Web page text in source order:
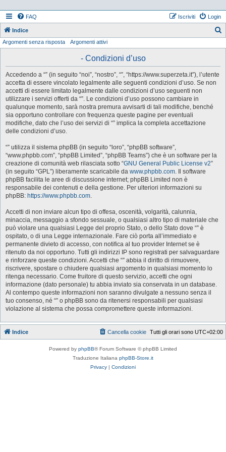
FAQ Login
Iscriviti
Indice
Argomenti senza risposta Argomenti attivi
- Condizioni d’uso
Accedendo a “” (in seguito “noi”, “nostro”, “”, “https://www.superzeta.it”), l’utente
accetta di essere vincolato legalmente alle seguenti condizioni d’uso. Se non
accetti di essere limitato legalmente dalle condizioni d’uso seguenti non
utilizzare i servizi offerti da “”. Le condizioni d’uso possono cambiare in
qualunque momento, sarà nostra premura avvisarti di tali modifiche, benché
sia opportuno controllare con frequenza queste pagine per eventuali
modifiche, dato che l’uso dei servizi di “” implica la completa accettazione
delle condizioni d’uso.
“” utilizza il sistema phpBB (in seguito “loro”, “phpBB software”,
“www.phpbb.com”, “phpBB Limited”, “phpBB Teams”) che è un software per la
creazione di comunità web rilasciata sotto “GNU General Public License v2”
(in seguito “GPL”) liberamente scaricabile da www.phpbb.com. Il software
phpBB facilita le aree di discussione internet; phpBB Limited non è
responsabile dei contenuti e della gestione. Per ulteriori informazioni su
phpBB: https://www.phpbb.com.
Accetti di non inviare alcun tipo di offesa, oscenità, volgarità, calunnia,
minaccia, messaggio a sfondo sessuale, o qualsiasi altro tipo di materiale che
può violare una qualsiasi Legge del proprio Stato, o dello Stato dove “” è
ospitato, o di una Legge internazionale. Fare ciò porta all’immediato e
permanente divieto di accesso, con notifica al tuo provider Internet se è
ritenuto da noi opportuno. Tutti gli indirizzi IP sono registrati per salvaguardare
e rinforzare queste condizioni. Accetti che “” abbia il diritto di rimuovere,
riscrivere, spostare o chiudere qualsiasi argomento in qualsiasi momento lo
ritenga necessario. Come fruitore di questo servizio, accetti che ogni
informazione (dato personale) tu abbia inviato sia conservata in un database.
Al contempo queste informazioni non saranno divulgate a nessuno senza il
tuo consenso, né “” o phpBB sono da ritenersi responsabili per qualsiasi
violazione al sistema che possa compromettere queste informazioni.
Indice Tutti gli orari sono UTC+02:00
Cancella cookie
Powered by phpBB® Forum Software © phpBB Limited
Traduzione Italiana phpBB-Store.it
Privacy | Condizioni